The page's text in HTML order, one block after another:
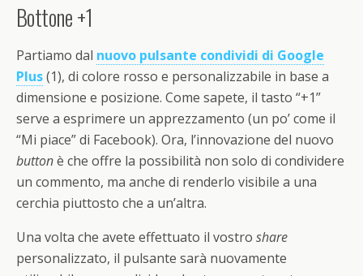
Bottone +1
Partiamo dal nuovo pulsante condividi di Google
Plus(1), di colore rosso e personalizzabile in base a
dimensione e posizione. Come sapete, il tasto “+1”
serve a esprimere un apprezzamento (un po’ come il
“Mi piace” di Facebook). Ora, l’innovazione del nuovo
buttonè che offre la possibilità non solo di condividere
un commento, ma anche di renderlo visibile a una
cerchia piuttosto che a un’altra.
Una volta che avete effettuato il vostro share
personalizzato, il pulsante sarà nuovamente